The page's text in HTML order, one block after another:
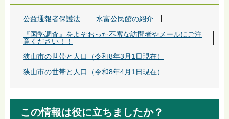
公益通報者保護法
水富公民館の紹介
『国勢調査』をよそおった不審な訪問者やメールにご注
意ください！！
狭山市の世帯と人口（令和8年3月1日現在）
狭山市の世帯と人口（令和8年4月1日現在）
この情報は役に立ちましたか？